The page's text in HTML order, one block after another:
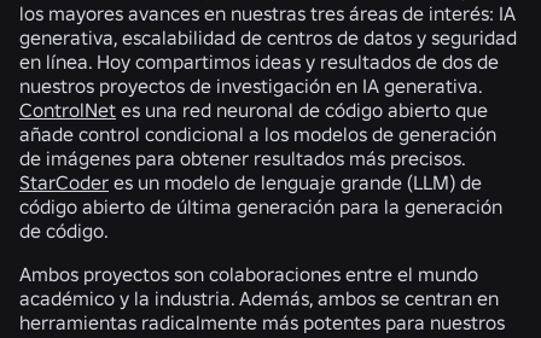
los mayores avances en nuestras tres áreas de interés: IA
generativa, escalabilidad de centros de datos y seguridad
en línea. Hoy compartimos ideas y resultados de dos de
nuestros proyectos de investigación en IA generativa.
ControlNet es una red neuronal de código abierto que
añade control condicional a los modelos de generación
de imágenes para obtener resultados más precisos.
StarCoder es un modelo de lenguaje grande (LLM) de
código abierto de última generación para la generación
de código.
Ambos proyectos son colaboraciones entre el mundo
académico y la industria. Además, ambos se centran en
herramientas radicalmente más potentes para nuestros